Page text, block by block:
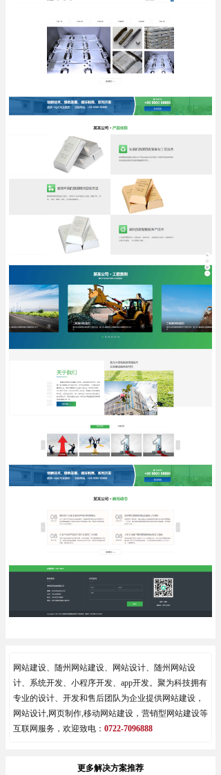
网站建设、随州网站建设、网站设计、随州网站设
计、系统开发、小程序开发、app开发。聚为科技拥有
专业的设计、开发和售后团队为企业提供网站建设，
网站设计,网页制作,移动网站建设，营销型网站建设等
互联网服务，欢迎致电： 0722-7096888
更多解决方案推荐